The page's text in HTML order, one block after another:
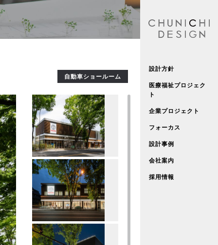
設計方針
医療福祉プロジェク
ト
企業プロジェクト
フォーカス
設計事例
会社案内
採用情報
自動車ショールーム